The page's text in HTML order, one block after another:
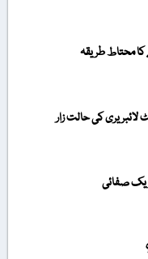
محتاط طریقہ
کی حالت زار
صفائی